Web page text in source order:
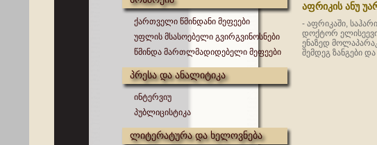
ქართველი წმინდანი მეფეები
უფლის მსასოებელი გვირგვინოსნები
წმინდა მართლმადიდებელი მეფეები
პრესა და ანალიტიკა
ინტერვიუ
პუბლიცისტიკა
ლიტერატურა და ხელოვნება
აფრიკის ანუ
- აფრიკაში,
დოქტორ
ენაზედ
შემდეგ ზანგები